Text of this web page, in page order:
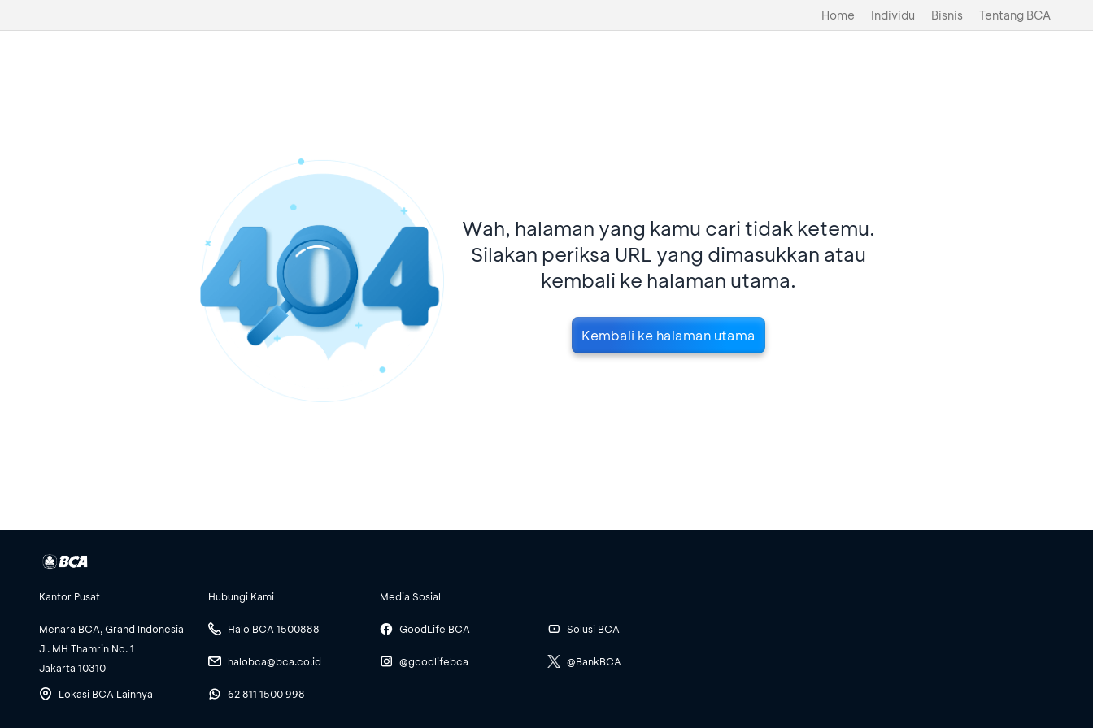
Home Individu Bisnis Tentang BCA
Wah, halaman yang kamu cari tidak ketemu.
Silakan periksa URL yang dimasukkan atau
kembali ke halaman utama.
Kembali ke halaman utama
Kantor Pusat
Menara BCA, Grand Indonesia
Jl. MH Thamrin No. 1
Jakarta 10310
Lokasi BCA Lainnya
Hubungi Kami
Halo BCA 1500888
halobca@bca.co.id
62 811 1500 998
Media Sosial
GoodLife BCA
@goodlifebca
Solusi BCA
@BankBCA